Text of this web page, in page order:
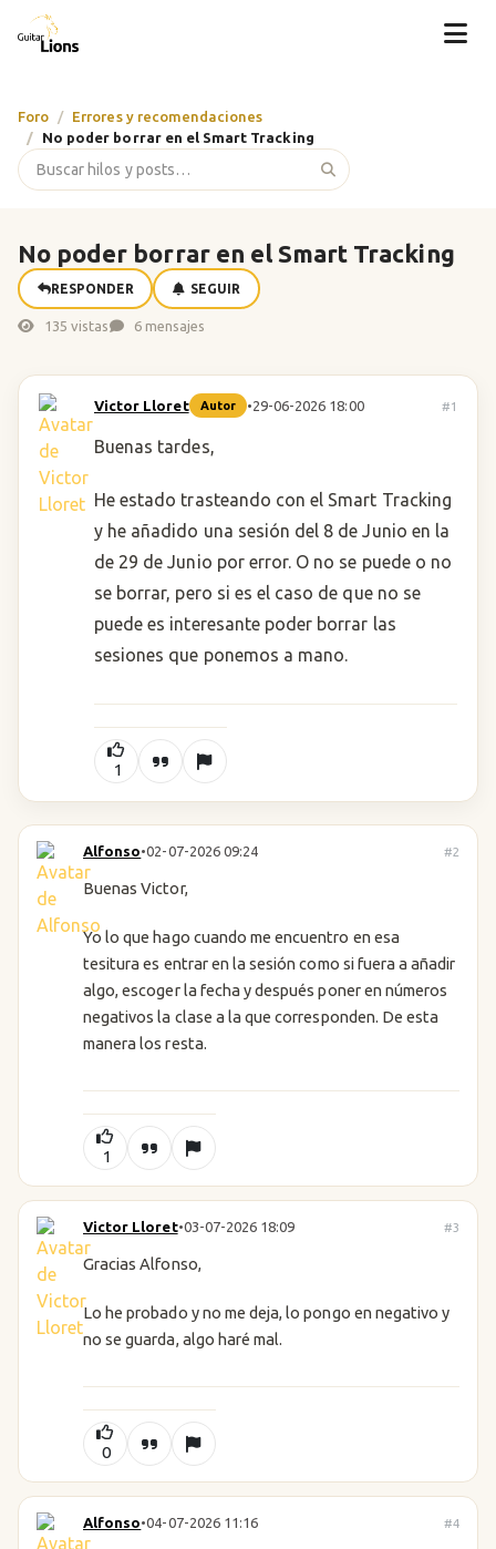
Foro
Errores y recomendaciones
No poder borrar en el Smart Tracking
No poder borrar en el Smart Tracking
RESPONDER SEGUIR
135 vistas 6 mensajes
Victor Lloret Autor •29-06-2026 18:00 #1
Buenas tardes,
He estado trasteando con el Smart Tracking
y he añadido una sesión del 8 de Junio en la
de 29 de Junio por error. O no se puede o no
se borrar, pero si es el caso de que no se
puede es interesante poder borrar las
sesiones que ponemos a mano.
1
Alfonso•02-07-2026 09:24 #2
Buenas Victor,
Yo lo que hago cuando me encuentro en esa
tesitura es entrar en la sesión como si fuera a añadir
algo, escoger la fecha y después poner en números
negativos la clase a la que corresponden. De esta
manera los resta.
1
Victor Lloret•03-07-2026 18:09 #3
Gracias Alfonso,
Lo he probado y no me deja, lo pongo en negativo y
no se guarda, algo haré mal.
0
Alfonso•04-07-2026 11:16 #4